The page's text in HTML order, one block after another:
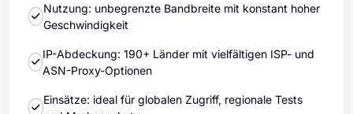
Nutzung: unbegrenzte Bandbreite mit konstant hoher
Geschwindigkeit
IP-Abdeckung: 190+ Länder mit vielfältigen ISP- und
ASN-Proxy-Optionen
Einsätze: ideal für globalen Zugriff, regionale Tests